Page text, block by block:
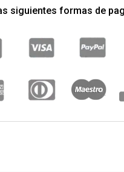
siguientes formas de